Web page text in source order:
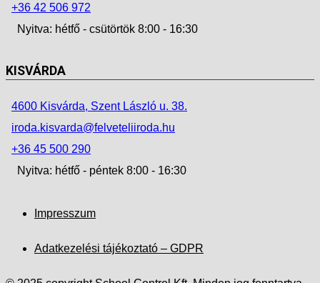
+36 42 506 972
Nyitva: hétfő - csütörtök 8:00 - 16:30
KISVÁRDA
4600 Kisvárda, Szent László u. 38.
iroda.kisvarda@felveteliiroda.hu
+36 45 500 290
Nyitva: hétfő - péntek 8:00 - 16:30
Impresszum
Adatkezelési tájékoztató – GDPR